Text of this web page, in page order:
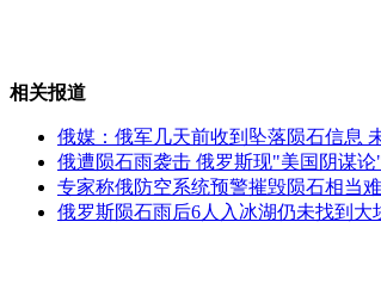
实拍巨大逆戟鲸水族馆内产子
春节不能承受之重:红包"水涨船高"
相关报道
俄媒：俄军几天前收到坠落陨石信息
俄遭陨石雨袭击 俄罗斯现"美国阴谋
专家称俄防空系统预警摧毁陨石相当难
俄罗斯陨石雨后6人入冰湖仍未找到大